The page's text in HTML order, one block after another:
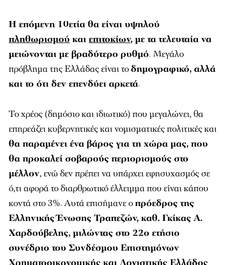
Η επόμενη 10ετία θα είναι υψηλού
πληθωρισμού και επιτοκίων, με τα τελευταία να
μειώνονται με βραδύτερο ρυθμό. Μεγάλο
πρόβλημα της Ελλάδας είναι τοδημογραφικό, αλλά
και το ότι δεν επενδύει αρκετά.
Το χρέος (δημόσιο και ιδιωτικό) που μεγαλώνει, θα
επηρεάζει κυβερνητικές και νομισματικές πολιτικές και
θα παραμένει ένα βάρος για τη χώρα μας, που
θα προκαλεί σοβαρούς περιορισμούς στο
μέλλον, ενώ δεν πρέπει να υπάρχει εφησυχασμός σε
ό,τι αφορά το διαρθρωτικό έλλειμμα που είναι κάπου
κοντά στο 3%. Αυτά επισήμανε οπρόεδρος της
Ελληνικής Ένωσης Τραπεζών, καθ. Γκίκας Α.
Χαρδούβελης, μιλώντας στο 22ο ετήσιο
συνέδριο του Συνδέσμου Επιστημόνων